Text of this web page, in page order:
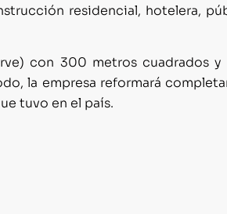
residencial, hotelera,
con 300 metros cuadrados y
la empresa reformará
tuvo en el país.